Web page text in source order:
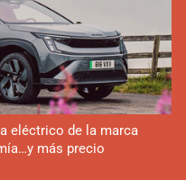
eléctrico de la marca
más precio